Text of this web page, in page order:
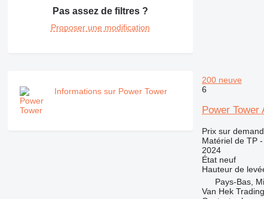
Pas assez de filtres ?
Proposer une modification
Informations sur Power Tower
200 neuve
6
Power Tower
Prix sur
Matériel de TP
2024
Étatneuf
Hauteur de
Pays-Bas,
Van Hek